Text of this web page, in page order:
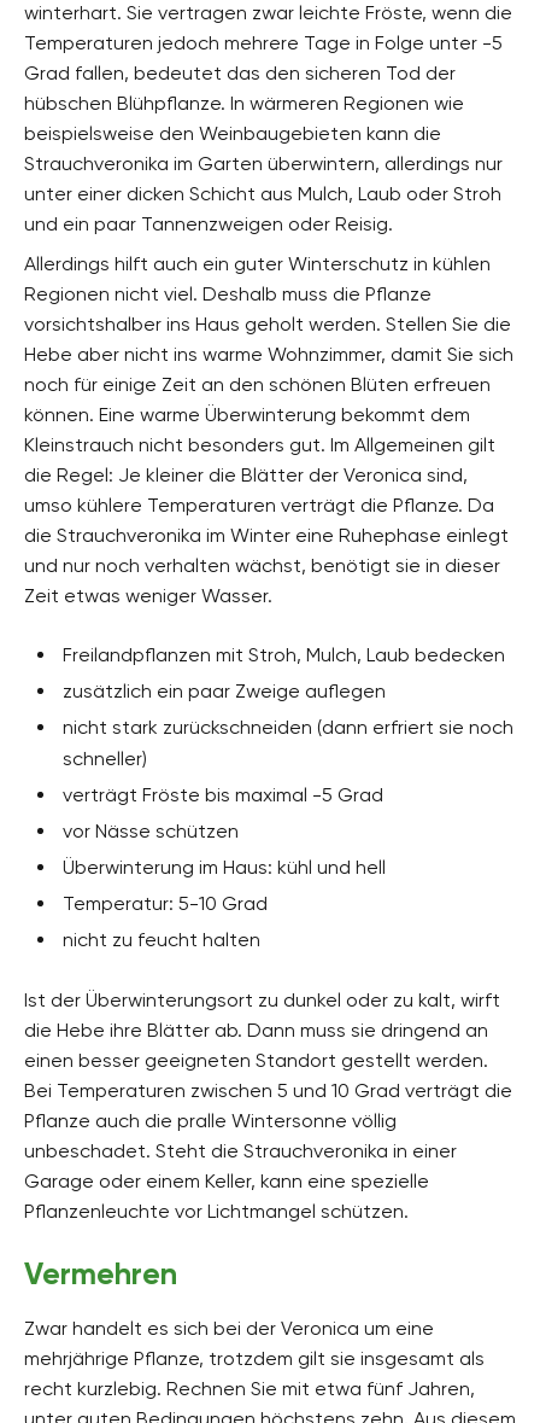
winterhart. Sie vertragen zwar leichte Fröste, wenn die
Temperaturen jedoch mehrere Tage in Folge unter -5
Grad fallen, bedeutet das den sicheren Tod der
hübschen Blühpflanze. In wärmeren Regionen wie
beispielsweise den Weinbaugebieten kann die
Strauchveronika im Garten überwintern, allerdings nur
unter einer dicken Schicht aus Mulch, Laub oder Stroh
und ein paar Tannenzweigen oder Reisig.
Allerdings hilft auch ein guter Winterschutz in kühlen
Regionen nicht viel. Deshalb muss die Pflanze
vorsichtshalber ins Haus geholt werden. Stellen Sie die
Hebe aber nicht ins warme Wohnzimmer, damit Sie sich
noch für einige Zeit an den schönen Blüten erfreuen
können. Eine warme Überwinterung bekommt dem
Kleinstrauch nicht besonders gut. Im Allgemeinen gilt
die Regel: Je kleiner die Blätter der Veronica sind,
umso kühlere Temperaturen verträgt die Pflanze. Da
die Strauchveronika im Winter eine Ruhephase einlegt
und nur noch verhalten wächst, benötigt sie in dieser
Zeit etwas weniger Wasser.
Freilandpflanzen mit Stroh, Mulch, Laub bedecken
zusätzlich ein paar Zweige auflegen
nicht stark zurückschneiden (dann erfriert sie noch
schneller)
verträgt Fröste bis maximal -5 Grad
vor Nässe schützen
Überwinterung im Haus: kühl und hell
Temperatur: 5-10 Grad
nicht zu feucht halten
Ist der Überwinterungsort zu dunkel oder zu kalt, wirft
die Hebe ihre Blätter ab. Dann muss sie dringend an
einen besser geeigneten Standort gestellt werden.
Bei Temperaturen zwischen 5 und 10 Grad verträgt die
Pflanze auch die pralle Wintersonne völlig
unbeschadet. Steht die Strauchveronika in einer
Garage oder einem Keller, kann eine spezielle
Pflanzenleuchte vor Lichtmangel schützen.
Vermehren
Zwar handelt es sich bei der Veronica um eine
mehrjährige Pflanze, trotzdem gilt sie insgesamt als
recht kurzlebig. Rechnen Sie mit etwa fünf Jahren,